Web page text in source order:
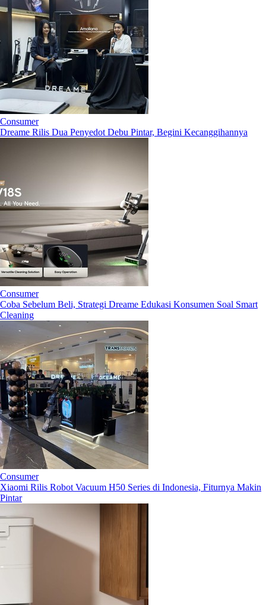
Consumer
Dreame Rilis Dua Penyedot Debu Pintar, Begini Kecanggihannya
Consumer
Coba Sebelum Beli, Strategi Dreame Edukasi Konsumen Soal Smart
Cleaning
Consumer
Xiaomi Rilis Robot Vacuum H50 Series di Indonesia, Fiturnya Makin
Pintar